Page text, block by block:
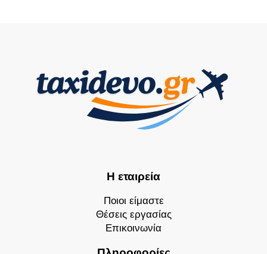
Η εταιρεία
Ποιοι είμαστε
Θέσεις εργασίας
Επικοινωνία